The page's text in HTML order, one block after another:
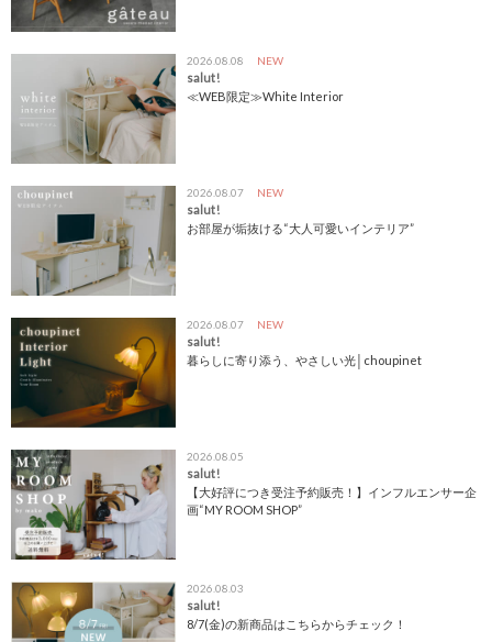
2026.08.08 NEW
salut!
≪WEB限定≫White Interior
2026.08.07 NEW
salut!
お部屋が垢抜ける“大人可愛いインテリア”
2026.08.07 NEW
salut!
暮らしに寄り添う、やさしい光│choupinet
2026.08.05
salut!
【大好評につき受注予約販売！】インフルエンサー企
画“MY ROOM SHOP”
2026.08.03
salut!
8/7(金)の新商品はこちらからチェック！